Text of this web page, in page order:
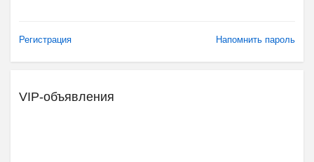
Регистрация Напомнить пароль
VIP-объявления